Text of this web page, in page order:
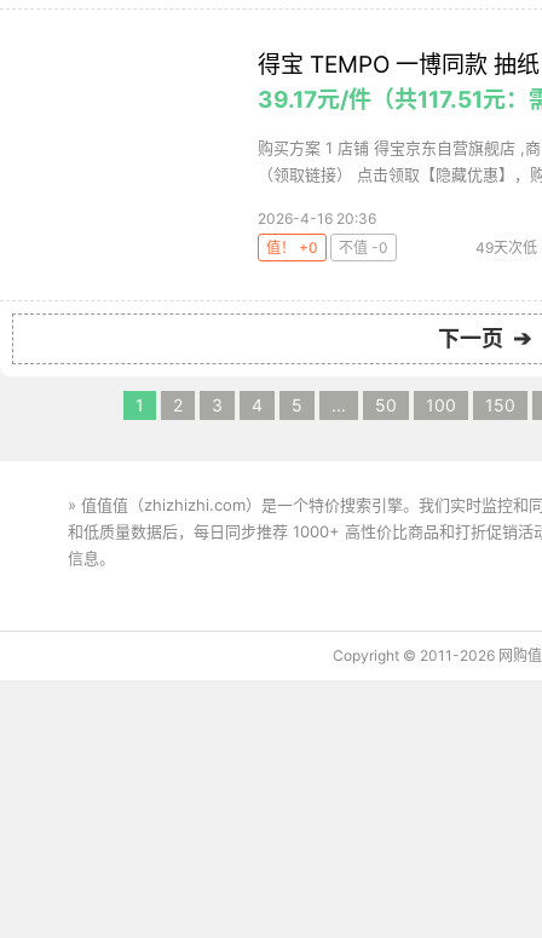
得宝 TEMPO 一博同款 抽
39.17元/件（共117.51元：
购买方案 1 店铺 得宝京东自营旗舰店 ,
（领取链接） 点击领取【隐藏优惠】，
2026-4-16 20:36
值！ +0
不值 -0 49天次低
下一页 ➔
1 2 3 4 5 ... 50 100 150
» 值值值（zhizhizhi.com）是一个特价搜索引擎。我们实时监控和
和低质量数据后，每日同步推荐 1000+ 高性价比商品和打折促销
信息。
Copyright © 2011-2026 网购